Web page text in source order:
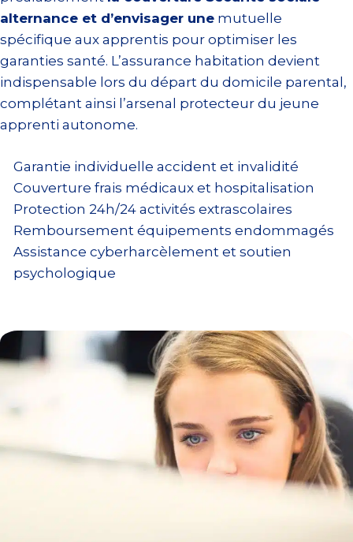
alternance et d’envisager une mutuelle
spécifique aux apprentis pour optimiser les
garanties santé. L’assurance habitation devient
indispensable lors du départ du domicile parental,
complétant ainsi l’arsenal protecteur du jeune
apprenti autonome.
Garantie individuelle accident et invalidité
Couverture frais médicaux et hospitalisation
Protection 24h/24 activités extrascolaires
Remboursement équipements endommagés
Assistance cyberharcèlement et soutien
psychologique